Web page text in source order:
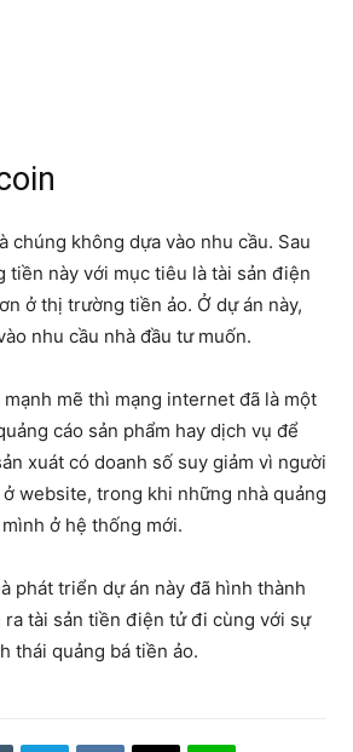
không dựa vào nhu cầu. Sau
tiền này với mục tiêu là tài sản điện
ở thị trường tiền ảo. Ở dự án này,
nhu cầu nhà đầu tư muốn.
mẽ thì mạng internet đã là một
cáo sản phẩm hay dịch vụ để
xuát có doanh số suy giảm vì người
website, trong khi những nhà quảng
ở hệ thống mới.
phát triển dự án này đã hình thành
tài sản tiền điện tử đi cùng với sự
thái quảng bá tiền ảo.